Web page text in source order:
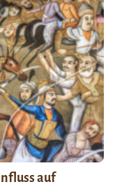
auf